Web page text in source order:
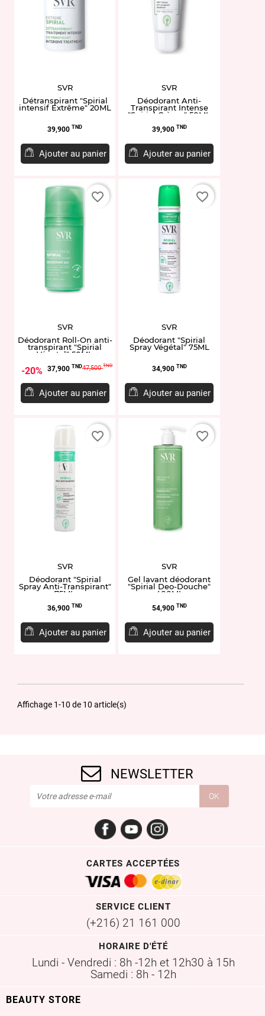
SVR
Détranspirant "Spirial
intensif Extrême" 20ML
Prix
39,900 TND
Ajouter au panier
SVR
Déodorant Anti-
Transpirant Intense
"Spirial Crème" 50ML
Prix
39,900 TND
Ajouter au panier
SVR
Déodorant Roll-On anti-
transpirant "Spirial
Végetal" 50ML
20% Prix
37,900 TNDPrix
base
47,500TND
Ajouter au panier
favorite_border
SVR
Déodorant "Spirial
Spray Végétal" 75ML
Prix
34,900 TND
Ajouter au panier
favorite_border
SVR
Déodorant "Spirial
Spray Anti-Transpirant"
75ML
Prix
36,900 TND
Ajouter au panier
favorite_border
SVR
Gel lavant déodorant
"Spirial Deo-Douche"
400ML
Prix
54,900 TND
Ajouter au panier
favorite_border
Affichage 1-10 de 10 article(s)
NEWSLETTER
FacebookYouTubeInstagram
CARTES ACCEPTÉES
SERVICE CLIENT
(+216) 21 161 000
HORAIRE D'ÉTÉ
Lundi - Vendredi : 8h -12h et 12h30 à 15h
Samedi : 8h - 12h
BEAUTY STORE